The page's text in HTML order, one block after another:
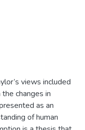
views included
changes in
as an
of human